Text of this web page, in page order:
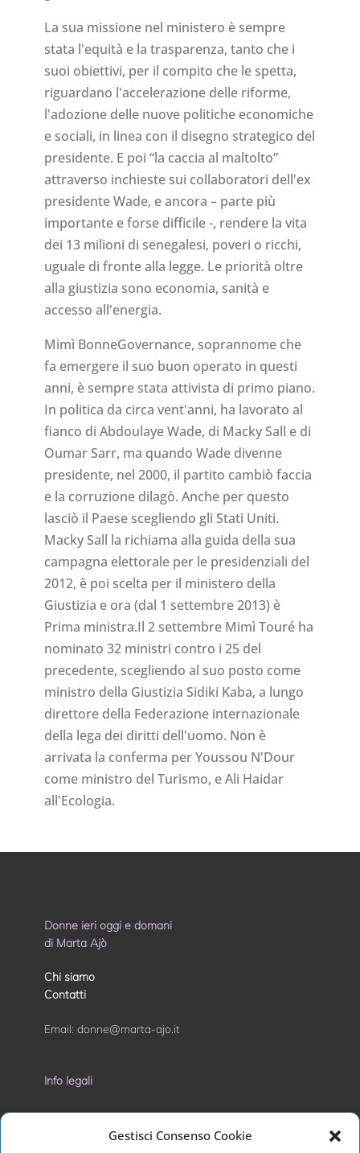
Gestisci Consenso Cookie
La sua missione nel ministero è sempre
stata l'equità e la trasparenza, tanto che i
suoi obiettivi, per il compito che le spetta,
riguardano l'accelerazione delle riforme,
l'adozione delle nuove politiche economiche
e sociali, in linea con il disegno strategico del
presidente. E poi “la caccia al maltolto”
attraverso inchieste sui collaboratori dell'ex
presidente Wade, e ancora – parte più
importante e forse difficile -, rendere la vita
dei 13 milioni di senegalesi, poveri o ricchi,
uguale di fronte alla legge. Le priorità oltre
alla giustizia sono economia, sanità e
accesso all'energia.
Mimì BonneGovernance, soprannome che
fa emergere il suo buon operato in questi
anni, è sempre stata attivista di primo piano.
In politica da circa vent'anni, ha lavorato al
fianco di Abdoulaye Wade, di Macky Sall e di
Oumar Sarr, ma quando Wade divenne
presidente, nel 2000, il partito cambiò faccia
e la corruzione dilagò. Anche per questo
lasciò il Paese scegliendo gli Stati Uniti.
Macky Sall la richiama alla guida della sua
campagna elettorale per le presidenziali del
2012, è poi scelta per il ministero della
Giustizia e ora (dal 1 settembre 2013) è
Prima ministra.Il 2 settembre Mimì Touré ha
nominato 32 ministri contro i 25 del
precedente, scegliendo al suo posto come
ministro della Giustizia Sidiki Kaba, a lungo
direttore della Federazione internazionale
della lega dei diritti dell'uomo. Non è
arrivata la conferma per Youssou N'Dour
come ministro del Turismo, e Ali Haidar
all'Ecologia.
Donne ieri oggi e domani
di Marta Ajò
Chi siamo
Contatti
Email: donne@marta-ajo.it
Info legali
Privacy Policy
Cookie Policy